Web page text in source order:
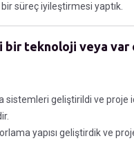
süreç iyileştirmesi yaptık.
bir teknoloji veya
sistemleri geliştirildi ve proje
yapısı geliştirdik ve